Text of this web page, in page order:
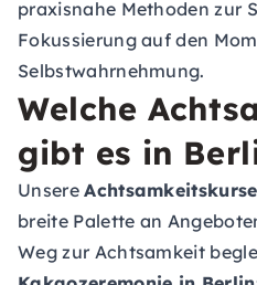
praxisnahe Methoden zur
Fokussierung auf den
Selbstwahrnehmung.
Welche
gibt es in
Unsere
breite Palette an
Weg zur Achtsamkeit